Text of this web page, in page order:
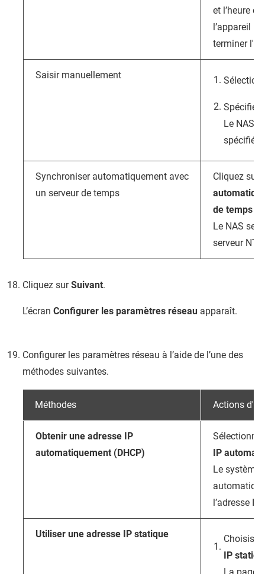
et l’heure
l’appareil
terminer
Saisir manuellement
Spécifiez
Le NAS
Synchroniser automatiquement avec
un serveur de temps
Cliquez sur
de temps
Le NAS se
serveur NTP.
Cliquez surSuivant.
L’écran Configurer les paramètres réseau apparaît.
Configurer les paramètres réseau à l’aide de l’une des
méthodes suivantes.
Méthodes Actions
Obtenir une adresse IP
automatiquement (DHCP)
IP
Le système
l’adresse IP.
Utiliser une adresse IP statique
IP